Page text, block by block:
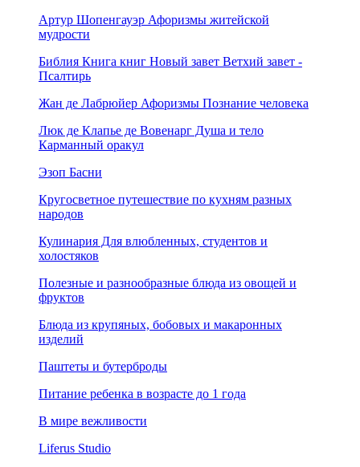
Артур Шопенгауэр Афоризмы житейской
мудрости
Библия Книга книг Новый завет Ветхий завет -
Псалтирь
Жан де Лабрюйер Афоризмы Познание человека
Люк де Клапье де Вовенарг Душа и тело
Карманный оракул
Эзоп Басни
Кругосветное путешествие по кухням разных
народов
Кулинария Для влюбленных, студентов и
холостяков
Полезные и разнообразные блюда из овощей и
фруктов
Блюда из крупяных, бобовых и макаронных
изделий
Паштеты и бутерброды
Питание ребенка в возрасте до 1 года
В мире вежливости
Liferus Studio